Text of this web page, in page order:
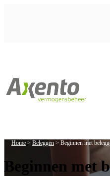
Home > Beleggen > Beginnen met
Beginnen met